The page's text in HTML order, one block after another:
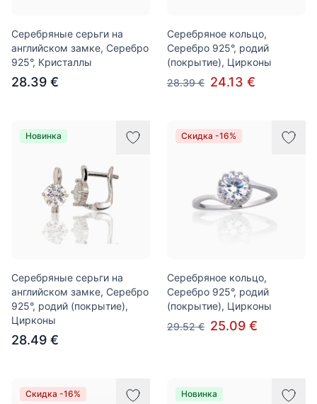
Серебряные серьги на
английском замке, Серебро
925°, Кристаллы
28.39 €
Серебряное кольцо,
Серебро 925°, родий
(покрытие), Цирконы
28.39 € 24.13 €
Новинка
Серебряные серьги на
английском замке, Серебро
925°, родий (покрытие),
Цирконы
28.49 €
Скидка -16%
Серебряное кольцо,
Серебро 925°, родий
(покрытие), Цирконы
29.52 € 25.09 €
Скидка -16% Новинка